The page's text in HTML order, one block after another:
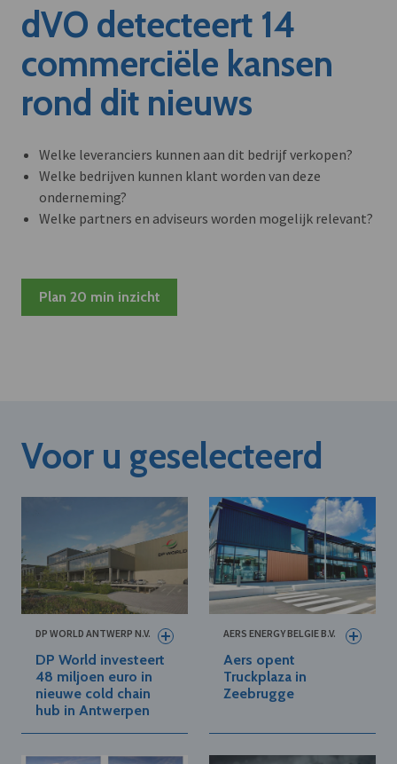
dVO detecteert 14
commerciële kansen
rond dit nieuws
Welke leveranciers kunnen aan dit bedrijf verkopen?
Welke bedrijven kunnen klant worden van deze
onderneming?
Welke partners en adviseurs worden mogelijk relevant?
Plan 20 min inzicht
Voor u geselecteerd
DP WORLD ANTWERP N.V.
DP World investeert
48 miljoen euro in
nieuwe cold chain
hub in Antwerpen
AERS ENERGY BELGIE B.V.
Aers opent
Truckplaza in
Zeebrugge